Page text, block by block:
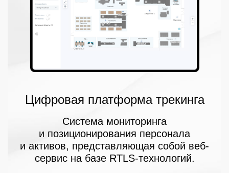
Цифровая платформа трекинга
Система мониторинга
и позиционирования персонала
и активов, представляющая собой веб-
сервис на базе RTLS-технологий.